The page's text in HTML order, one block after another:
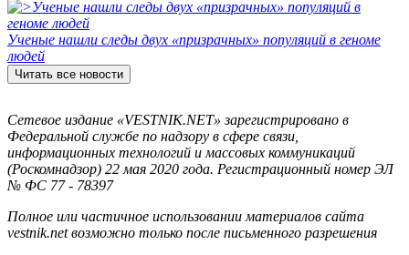
Ученые нашли следы двух «призрачных» популяций в геноме
людей
Читать все новости
Сетевое издание «VESTNIK.NET» зарегистрировано в
Федеральной службе по надзору в сфере связи,
информационных технологий и массовых коммуникаций
(Роскомнадзор) 22 мая 2020 года. Регистрационный номер ЭЛ
№ ФС 77 - 78397
Полное или частичное использовании материалов сайта
vestnik.net возможно только после письменного разрешения